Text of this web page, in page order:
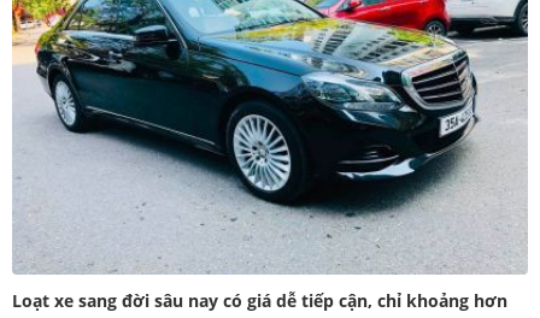
Loạt xe sang đời sâu nay có giá dễ tiếp cận, chỉ khoảng hơn